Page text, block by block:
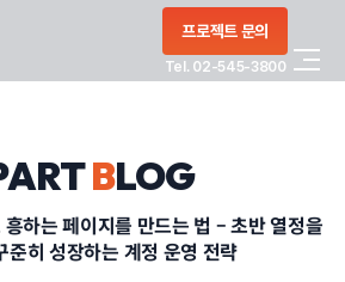
프로젝트 문의
Tel. 02-545-3800
BLOG
하는 페이지를 만드는 법 – 초반 열정을
준히 성장하는 계정 운영 전략